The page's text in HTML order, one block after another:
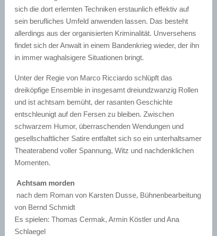
sich die dort erlernten Techniken erstaunlich effektiv auf
sein berufliches Umfeld anwenden lassen. Das besteht
allerdings aus der organisierten Kriminalität. Unversehens
findet sich der Anwalt in einem Bandenkrieg wieder, der ihn
in immer waghalsigere Situationen bringt.
Unter der Regie von Marco Ricciardo schlüpft das
dreiköpfige Ensemble in insgesamt dreiundzwanzig Rollen
und ist achtsam bemüht, der rasanten Geschichte
entschleunigt auf den Fersen zu bleiben. Zwischen
schwarzem Humor, überraschenden Wendungen und
gesellschaftlicher Satire entfaltet sich so ein unterhaltsamer
Theaterabend voller Spannung, Witz und nachdenklichen
Momenten.
Achtsam morden
nach dem Roman von Karsten Dusse, Bühnenbearbeitung
von Bernd Schmidt
Es spielen: Thomas Cermak, Armin Köstler und Ana
Schlaegel